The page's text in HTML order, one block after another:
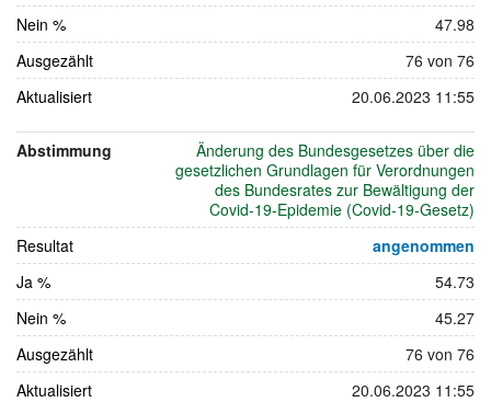
Nein %
47.98
Ausgezählt
76 von 76
Aktualisiert
20.06.2023 11:55
Abstimmung
Änderung des Bundesgesetzes über die
gesetzlichen Grundlagen für Verordnungen
des Bundesrates zur Bewältigung der
Covid-19-Epidemie (Covid-19-Gesetz)
Resultat
angenommen
Ja %
54.73
Nein %
45.27
Ausgezählt
76 von 76
Aktualisiert
20.06.2023 11:55